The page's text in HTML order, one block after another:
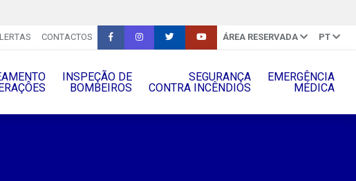
CONTACTOS ÁREA RESERVADA PT
INSPEÇÃO DE
BOMBEIROS
SEGURANÇA
CONTRA INCÊNDIOS
EMERGÊNCIA
MÉDICA